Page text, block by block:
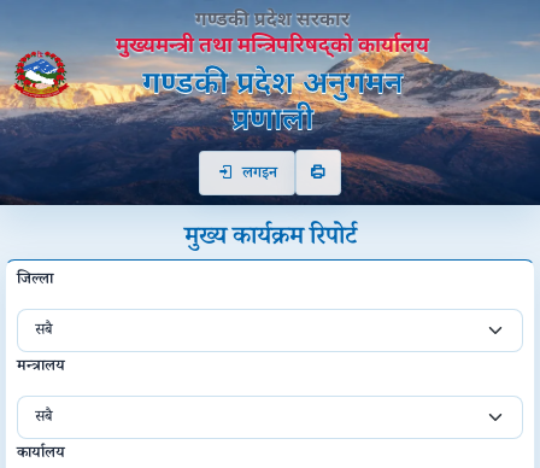
गण्डकी प्रदेश सरकार
मुख्यमन्त्री तथा मन्त्रिपरिषद्को कार्यालय
गण्डकी प्रदेश अनुगमन
प्रणाली
लगइन
मुख्य कार्यक्रम रिपोर्ट
जिल्ला
मन्त्रालय
कार्यालय